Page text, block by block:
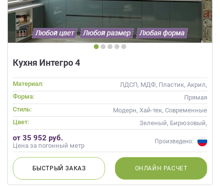
Кухня Интегро 4
Материал:
ЛДСП, МДФ, Пластик, Акрил,
Alvic / УФ лак, Глянцевые
Форма:
Прямая
Стиль:
Модерн, Хай-тек, Современные
Цвет:
Зеленый, Бирюзовый,
Оливковый, Салатовый,
Мятный
от 35 952 руб.
Цена за погонный метр
Произведено:
БЫСТРЫЙЗАКАЗ ОНЛАЙН РАСЧЕТ